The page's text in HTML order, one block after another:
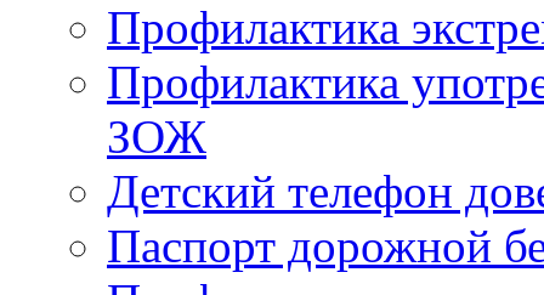
Профилактика
Профилактика
ЗОЖ
Детский телефон
Паспорт дорожной